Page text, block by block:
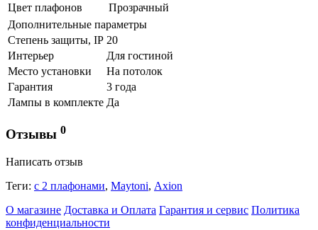
Цвет плафонов
Прозрачный
Дополнительные параметры
Степень защиты, IP 20
Интерьер
Для гостиной
Место установки
На потолок
Гарантия
3 года
Лампы в комплекте Да
Отзывы 0
Написать отзыв
Теги: с 2 плафонами, Maytoni, Аxion
О магазине Доставка и Оплата Гарантия и сервис Политика
конфиденциальности